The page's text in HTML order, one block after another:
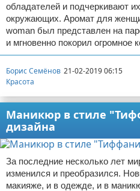
обладателей и подчеркивают
окружающих. Аромат для
woman был представлен на
и мгновенно покорил огромное
Борис Семёнов 21-02-2019 06:15
Красота
Маникюр в стиле
дизайна
За последние несколько лет
изменился и преобразился.
макияже, и в одежде, и в